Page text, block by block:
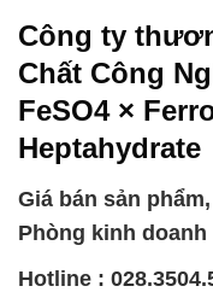
Công ty
Chất Công
FeSO4 ×
Heptahydrate
Giá bán sản
Phòng kinh doanh
Hotline :